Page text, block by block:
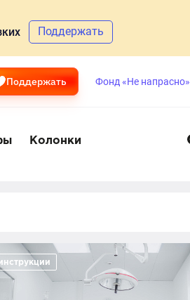
Поддержать
Поддержать Фонд «Не напрасно»
Колонки